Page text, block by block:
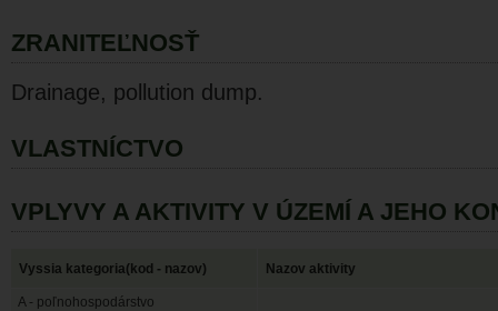
ZRANITEĽNOSŤ
Drainage, pollution dump.
VLASTNÍCTVO
VPLYVY A AKTIVITY V ÚZEMÍ A JEHO
Vyssia kategoria(kod - nazov) Nazov aktivity
A - poľnohospodárstvo